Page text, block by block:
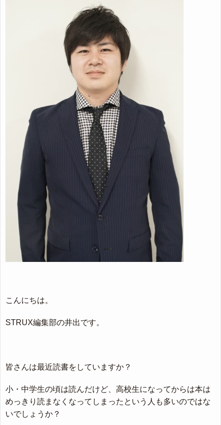
こんにちは。
STRUX編集部の井出です。
皆さんは最近読書をしていますか？
小・中学生の頃は読んだけど、高校生になってからは本は
めっきり読まなくなってしまったという人も多いのではな
いでしょうか？